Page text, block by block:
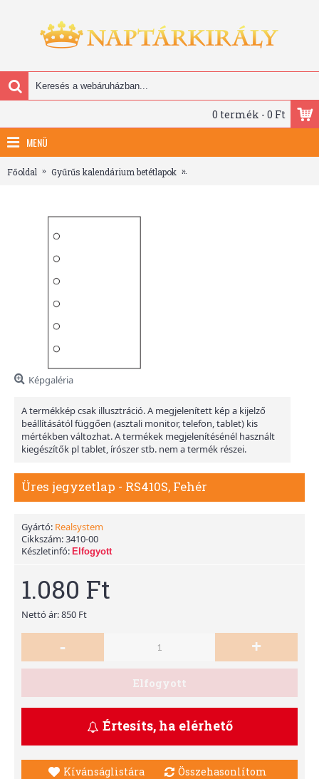
0 termék - 0 Ft
MENÜ
Főoldal Gyűrűs kalendárium betétlapok
Képgaléria
A termékkép csak illusztráció. A megjelenített kép a kijelző
beállításától függően (asztali monitor, telefon, tablet) kis
mértékben változhat. A termékek megjelenítésénél használt
kiegészítők pl tablet, írószer stb. nem a termék részei.
Üres jegyzetlap - RS410S, Fehér
Gyártó: Realsystem
Cikkszám:3410-00
Készletinfó: Elfogyott
1.080 Ft
Nettó ár: 850 Ft
- +
Elfogyott
Értesíts, ha elérhető
Kívánságlistára Összehasonlítom